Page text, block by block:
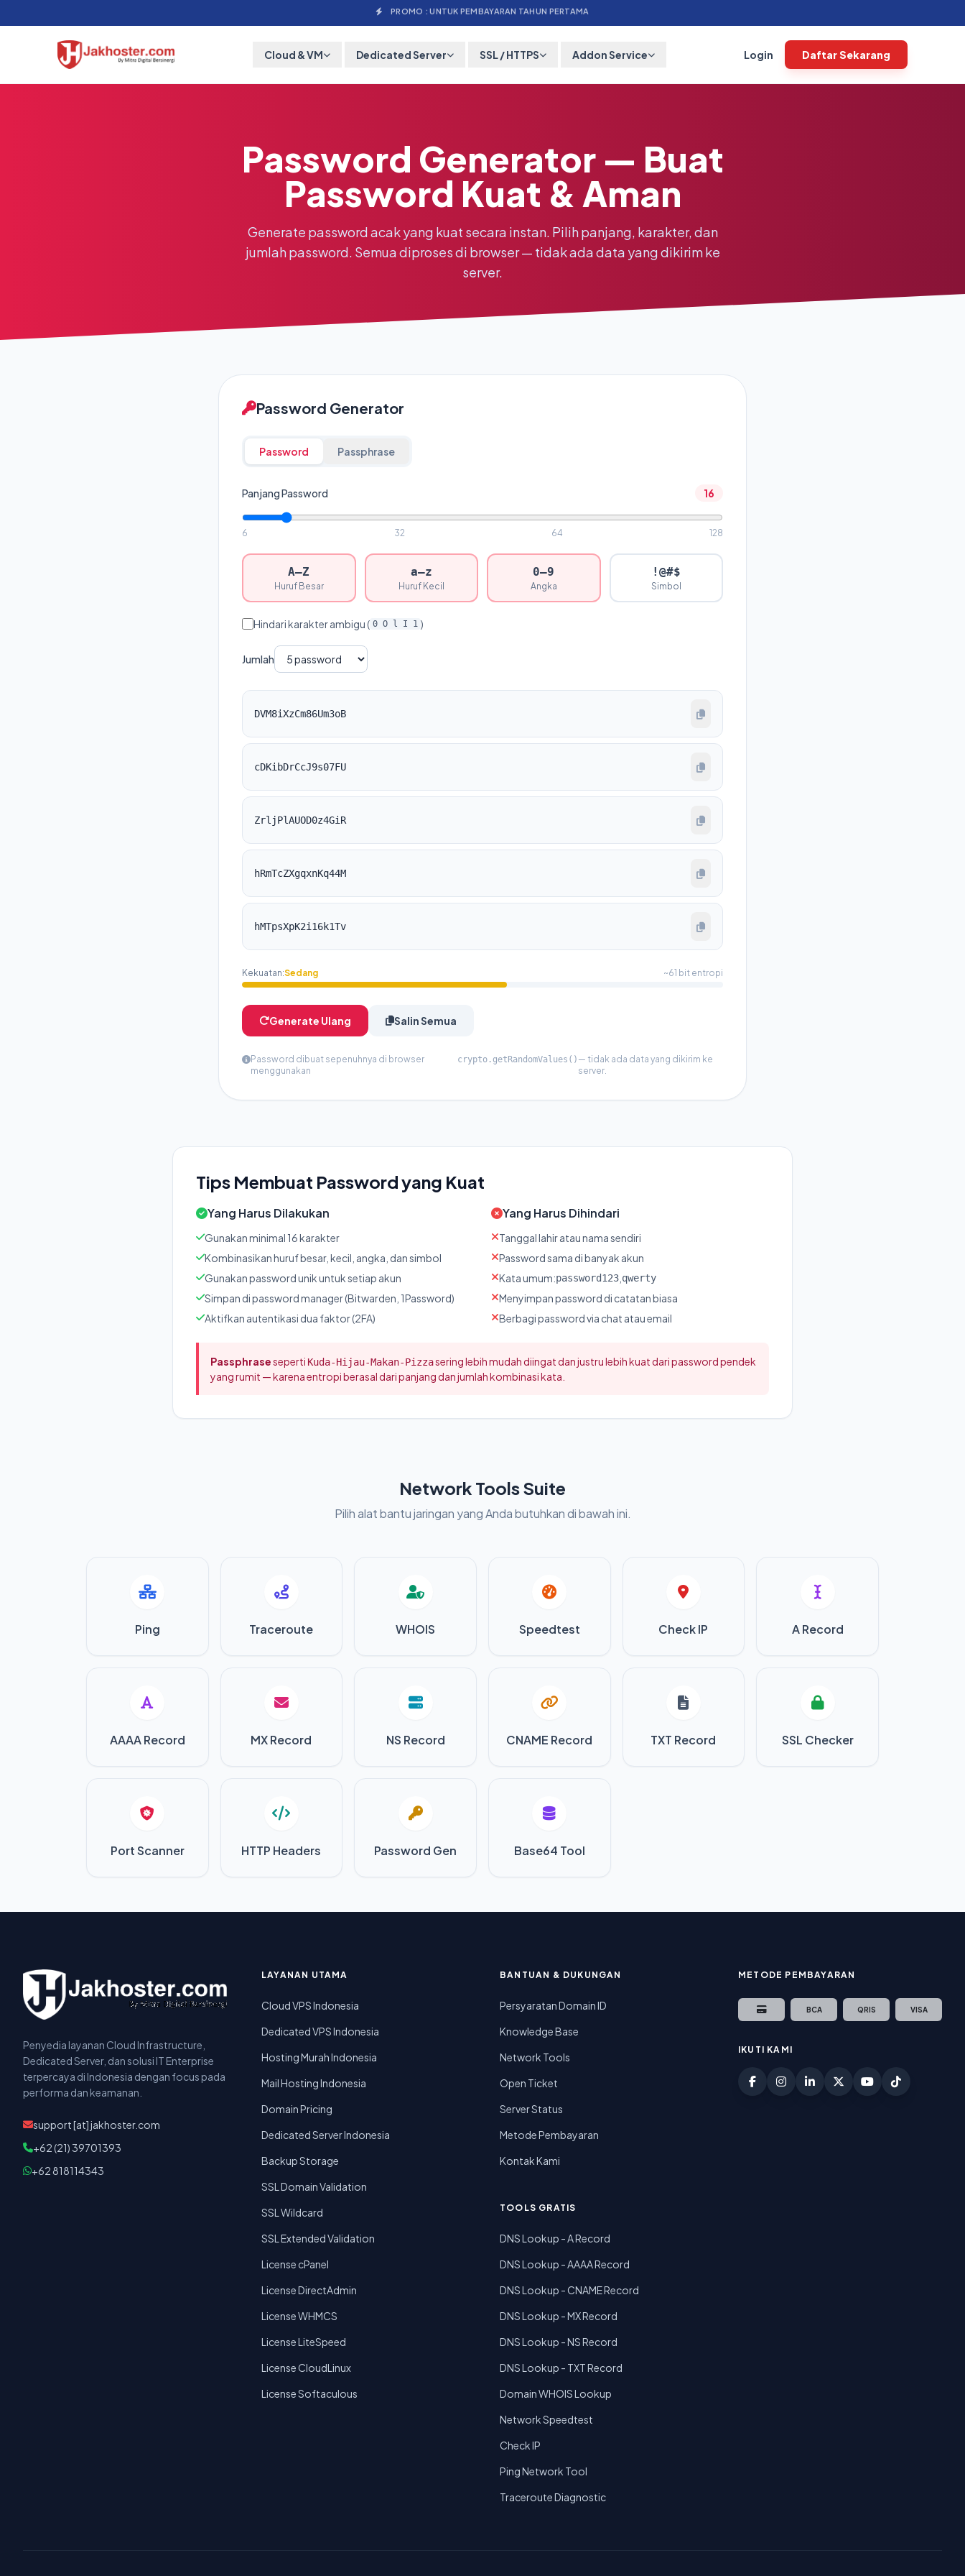
PROMO : UNTUK PEMBAYARAN TAHUN PERTAMA
Cloud & VM Dedicated Server SSL / HTTPS Addon Service Login Daftar Sekarang
Password Generator — Buat
Password Kuat & Aman
Generate password acak yang kuat secara instan. Pilih panjang, karakter, dan
jumlah password. Semua diproses di browser — tidak ada data yang dikirim ke
server.
Password Generator
Password Passphrase
Panjang Password 16
6 32 64 128
A–Z
Huruf Besar
a–z
Huruf Kecil
0–9
Angka
!@#$
Simbol
Hindari karakter ambigu ( 0 O l I 1 )
Jumlah
DVM8iXzCm86Um3oB
cDKibDrCcJ9s07FU
ZrljPlAUOD0z4GiR
hRmTcZXgqxnKq44M
hMTpsXpK2i16k1Tv
Kekuatan:Sedang ~61 bit entropi
Generate Ulang Salin Semua
Password dibuat sepenuhnya di browser
menggunakan
crypto.getRandomValues() — tidak ada data yang dikirim ke
server.
Tips Membuat Password yang Kuat
Yang Harus Dilakukan
Gunakan minimal 16 karakter
Kombinasikan huruf besar, kecil, angka, dan simbol
Gunakan password unik untuk setiap akun
Simpan di password manager (Bitwarden, 1Password)
Aktifkan autentikasi dua faktor (2FA)
Yang Harus Dihindari
Tanggal lahir atau nama sendiri
Password sama di banyak akun
Kata umum:password123 qwerty
Menyimpan password di catatan biasa
Berbagi password via chat atau email
Passphraseseperti Kuda-Hijau-Makan-Pizzasering lebih mudah diingat dan justru lebih kuat dari password pendek
yang rumit — karena entropi berasal dari panjang dan jumlah kombinasi kata.
Network Tools Suite
Pilih alat bantu jaringan yang Anda butuhkan di bawah ini.
Ping Traceroute WHOIS Speedtest Check IP A Record
AAAA Record MX Record NS Record CNAME Record TXT Record SSL Checker
Port Scanner HTTP Headers Password Gen Base64 Tool
Penyedia layanan Cloud Infrastructure,
Dedicated Server, dan solusi IT Enterprise
terpercaya di Indonesia dengan focus pada
performa dan keamanan.
support [at] jakhoster.com
+62 (21) 39701393
+62 818114343
LAYANAN UTAMA
Cloud VPS Indonesia
Dedicated VPS Indonesia
Hosting Murah Indonesia
Mail Hosting Indonesia
Domain Pricing
Dedicated Server Indonesia
Backup Storage
SSL Domain Validation
SSL Wildcard
SSL Extended Validation
License cPanel
License DirectAdmin
License WHMCS
License LiteSpeed
License CloudLinux
License Softaculous
BANTUAN & DUKUNGAN
Persyaratan Domain ID
Knowledge Base
Network Tools
Open Ticket
Server Status
Metode Pembayaran
Kontak Kami
TOOLS GRATIS
DNS Lookup - A Record
DNS Lookup - AAAA Record
DNS Lookup - CNAME Record
DNS Lookup - MX Record
DNS Lookup - NS Record
DNS Lookup - TXT Record
Domain WHOIS Lookup
Network Speedtest
Check IP
Ping Network Tool
Traceroute Diagnostic
METODE PEMBAYARAN
BCA QRIS VISA
IKUTI KAMI
Facebook Jakhoster
Instagram Jakhoster
LinkedIn Jakhoster
Twitter (X) Jakhoster
YouTubeTikTok